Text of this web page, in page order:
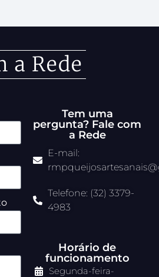
a Rede
Tem uma
pergunta? Fale com
a Rede
E-mail:
Telefone: (32) 3379-
4983
Horário de
funcionamento
Segunda-feira-